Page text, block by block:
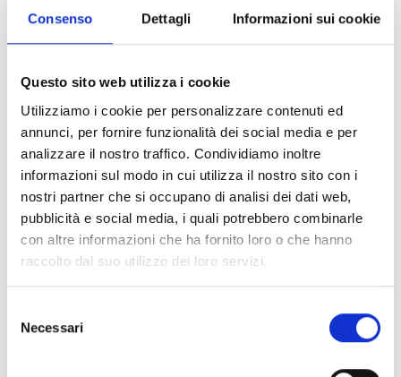
Consenso Dettagli Informazioni sui cookie
Questo sito web utilizza i cookie
Utilizziamo i cookie per personalizzare contenuti ed
annunci, per fornire funzionalità dei social media e per
analizzare il nostro traffico. Condividiamo inoltre
informazioni sul modo in cui utilizza il nostro sito con i
nostri partner che si occupano di analisi dei dati web,
pubblicità e social media, i quali potrebbero combinarle
con altre informazioni che ha fornito loro o che hanno
raccolto dal suo utilizzo dei loro servizi.
delNecessari
Imprese di piccola pesca costiera
Pescatori di piccola pesca costiera;
Armatori di imbarcazione di piccola pesca costiera.
Entità del contributo
La dotazione finanziaria complessiva ammonta a
200.000 Euro.
Non saranno ammissibili iniziative progettuali con
importi inferiori a5.000 Euro
L’aliquota massima specifica di intensità di aiuto per le
operazioni connesse alla piccola pesca costiera è pari